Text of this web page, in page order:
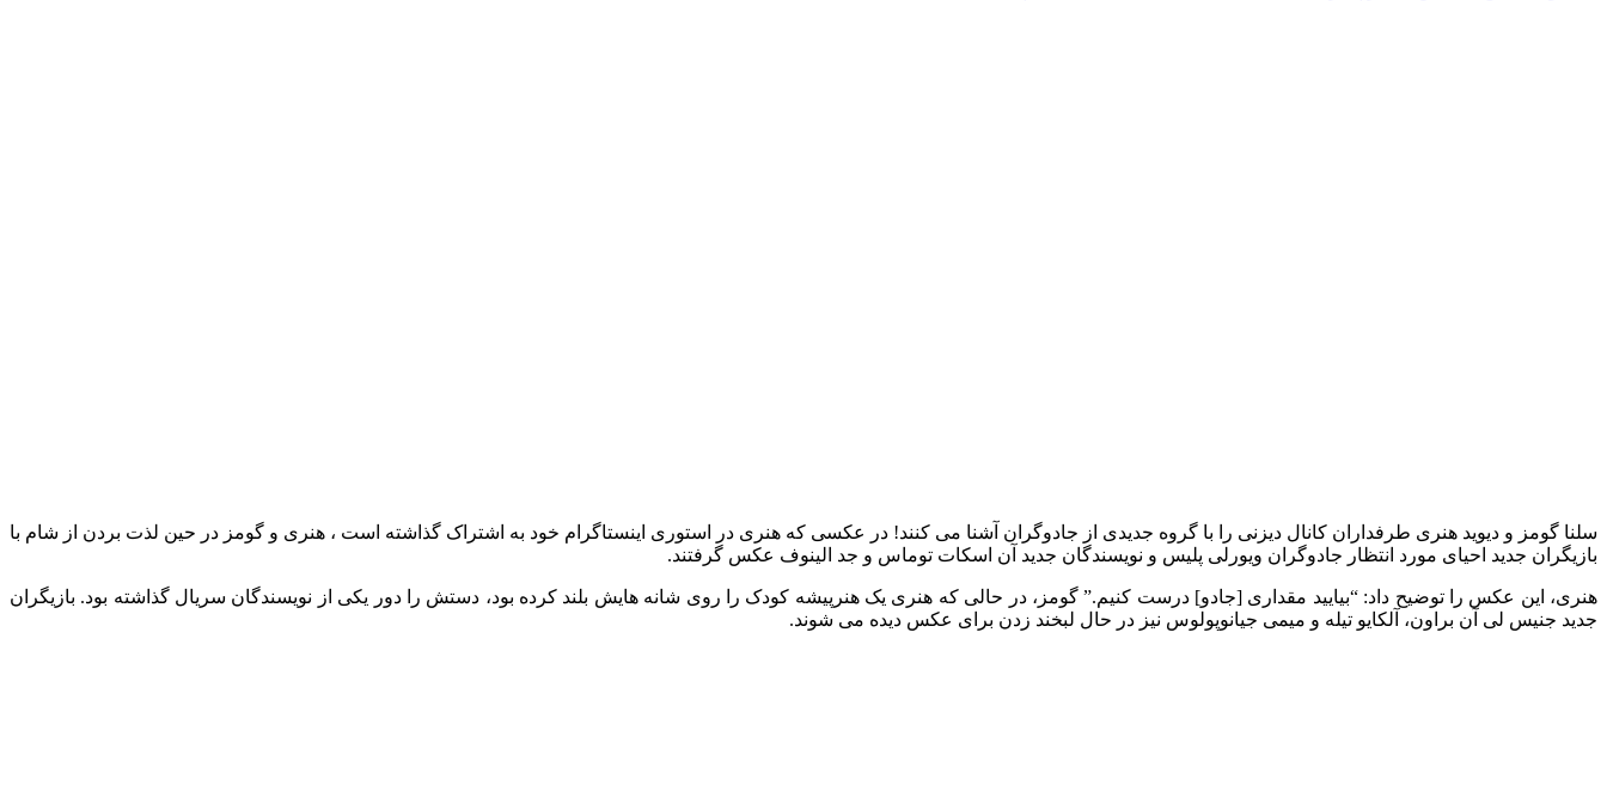
سلنا گومز و دیوید هنری طرفداران کانال دیزنی را با گروه جدیدی از جادوگران آشنا می کنند! در عکسی که هنری در استوری اینستاگرام خود به اشتراک گذاشته است ، هنری و گومز در حین لذت بردن از شام با
بازیگران جدید احیای مورد انتظار جادوگران ویورلی پلیس و نویسندگان جدید آن اسکات توماس و جد الینوف عکس گرفتند.
هنری، این عکس را توضیح داد: “بیایید مقداری [جادو] درست کنیم.” گومز، در حالی که هنری یک هنرپیشه کودک را روی شانه هایش بلند کرده بود، دستش را دور یکی از نویسندگان سریال گذاشته بود. بازیگران
جدید جنیس لی آن براون، آلکایو تیله و میمی جیانوپولوس نیز در حال لبخند زدن برای عکس دیده می شوند.